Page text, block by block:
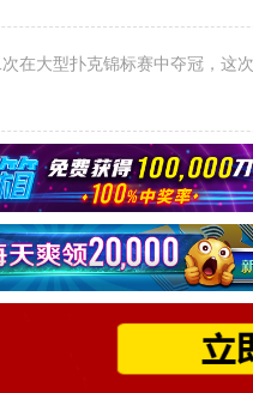
在大型扑克锦标赛中夺冠，这